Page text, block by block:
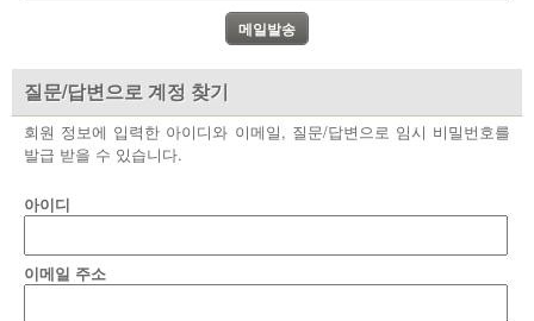
질문/답변으로 계정 찾기
회원 정보에 입력한 아이디와 이메일, 질문/답변으로 임시 비밀번호를
발급 받을 수 있습니다.
아이디
이메일 주소
부설기관
업무